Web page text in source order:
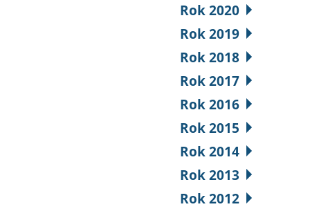
Rok 2020
Rok 2019
Rok 2018
Rok 2017
Rok 2016
Rok 2015
Rok 2014
Rok 2013
Rok 2012